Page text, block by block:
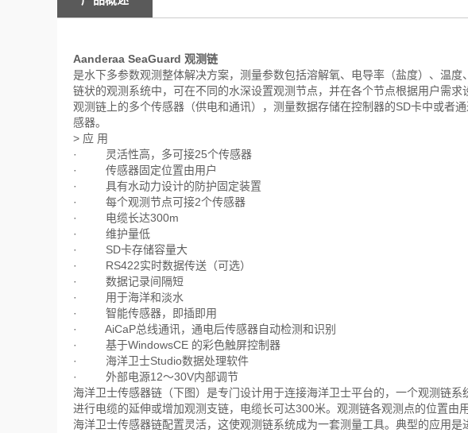
Aanderaa SeaGuard 观测链
是水下多参数观测整体解决方案，测量参数包括溶解氧、电导率（盐度）、温
链状的观测系统中，可在不同的水深设置观测节点，并在各个节点根据用户需
观测链上的多个传感器（供电和通讯），测量数据存储在控制器的SD卡中或者
感器。
> 应 用
· 灵活性高，多可接25个传感器
· 传感器固定位置由用户
· 具有水动力设计的防护固定装置
· 每个观测节点可接2个传感器
· 电缆长达300m
· 维护量低
· SD卡存储容量大
· RS422实时数据传送（可选）
· 数据记录间隔短
· 用于海洋和淡水
· 智能传感器，即插即用
· AiCaP总线通讯，通电后传感器自动检测和识别
· 基于WindowsCE 的彩色触屏控制器
· 海洋卫士Studio数据处理软件
· 外部电源12～30V内部调节
海洋卫士传感器链（下图）是专门设计用于连接海洋卫士平台的，一个观测链
进行电缆的延伸或增加观测支链，电缆长可达300米。观测链各观测点的位置由用
海洋卫士传感器链配置灵活，这使观测链系统成为一套测量工具。典型的应用